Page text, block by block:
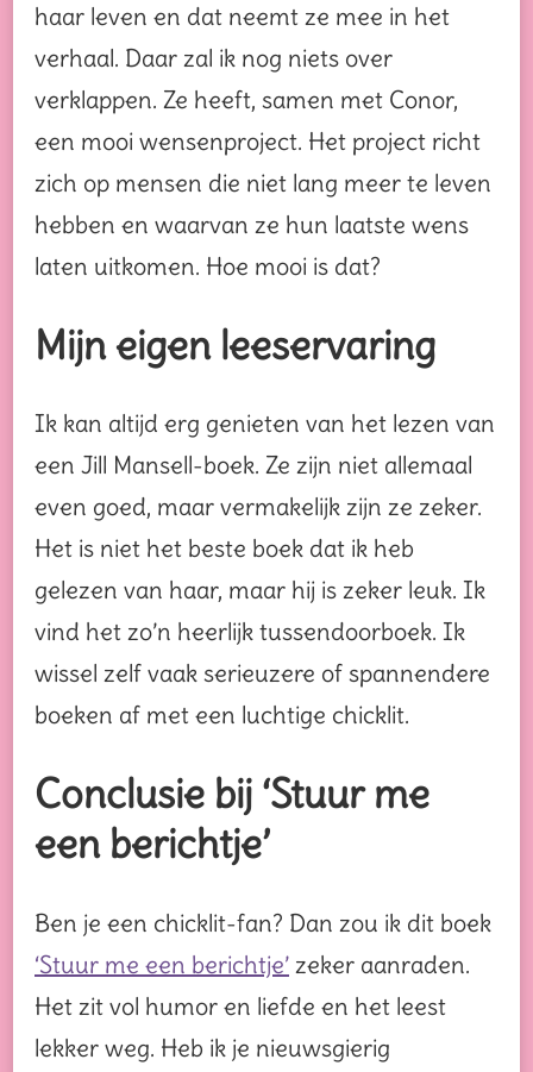
haar leven en dat neemt ze mee in het
verhaal. Daar zal ik nog niets over
verklappen. Ze heeft, samen met Conor,
een mooi wensenproject. Het project richt
zich op mensen die niet lang meer te leven
hebben en waarvan ze hun laatste wens
laten uitkomen. Hoe mooi is dat?
Mijn eigen leeservaring
Ik kan altijd erg genieten van het lezen van
een Jill Mansell-boek. Ze zijn niet allemaal
even goed, maar vermakelijk zijn ze zeker.
Het is niet het beste boek dat ik heb
gelezen van haar, maar hij is zeker leuk. Ik
vind het zo’n heerlijk tussendoorboek. Ik
wissel zelf vaak serieuzere of spannendere
boeken af met een luchtige chicklit.
Conclusie bij ‘Stuur me
een berichtje’
Ben je een chicklit-fan? Dan zou ik dit boek
‘Stuur me een berichtje’ zeker aanraden.
Het zit vol humor en liefde en het leest
lekker weg. Heb ik je nieuwsgierig